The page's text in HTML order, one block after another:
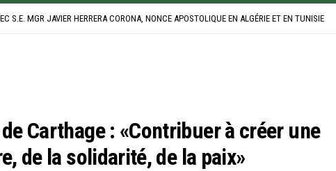
D’ARC CÉLÈBRE SES NOUVEAUX BACHELIERS : UNE TRADITION QUI RASSEMBLE
S.E. MGR JAVIER HERRERA CORONA, NONCE APOSTOLIQUE EN ALGÉRIE ET EN TUNISIE
Carthage : «Contribuer à créer une
de la solidarité, de la paix»